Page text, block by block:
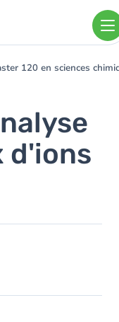
120 en sciences
d'ions